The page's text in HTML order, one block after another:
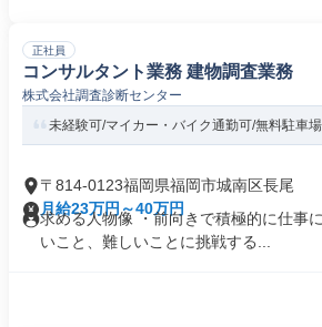
正社員
コンサルタント業務 建物調査業務
株式会社調査診断センター
未経験可/マイカー・バイク通勤可/無料駐車
〒814-0123福岡県福岡市城南区長尾
月給23万円～40万円
求める人物像 ・前向きで積極的に仕事
いこと、難しいことに挑戦する...